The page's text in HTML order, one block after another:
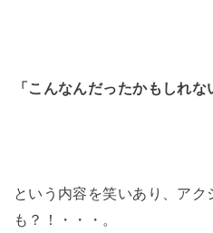
「こんなんだったかもしれな
という内容を笑いあり、ア
も？！・・・。